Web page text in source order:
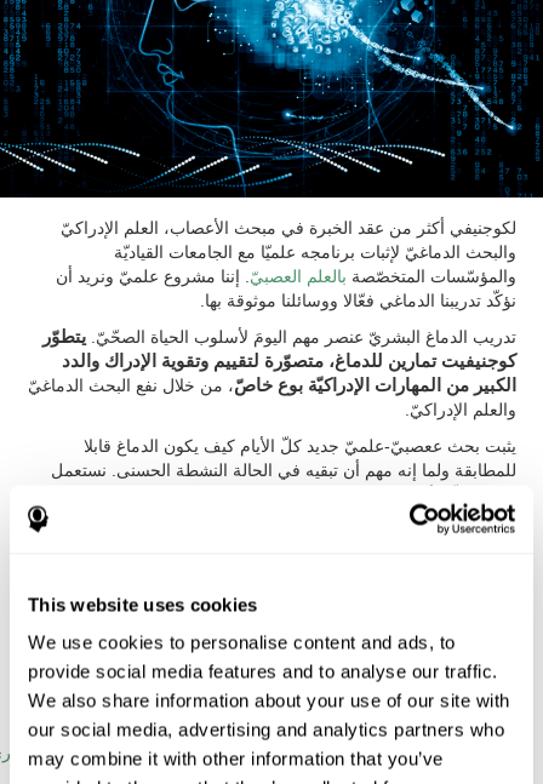
This website uses cookies
We use cookies to personalise content and ads, to
provide social media features and to analyse our traffic.
We also share information about your use of our site with
our social media, advertising and analytics partners who
may combine it with other information that you’ve
لكوجنيفي أكثر من عقد الخبرة في مبحث الأعصاب، العلم الإدراكيّ
والبحث الدماغيّ لإثبات برنامجه علميّا مع الجامعات القياديّة
والمؤسّسات المتخصّصة بالعلم العصبيّ . إننا مشروع علميّ ونريد أن
نؤكّد تدريبنا الدماغي فعّالا ووسائلنا موثوقة بها.
تدريب الدماغ البشريّ عنصر مهم اليومَ لأسلوب الحياة الصحّيّ.يتطوّر
كوجنيفيت تمارين للدماغ، متصوّرة لتقييم وتقوية الإدراك والدد
الكبير من المهارات الإدراكيّة بوع خاصّ، من خلال نفع البحث الدماغيّ
والعلم الإدراكيّ.
يثبت بحث ععصبيّ-علميّ جديد كلّ الأيام كيف يكون الدماغ قابلا
للمطابقة ولما إنه مهم أن تبقيه في الحالة النشطة الحسنى. نستعمل
اللدونة الدماغيّة
الدراسات الأبحاث العلميّة
ستجد الدراسات العلميّة المختلفة الأبحاث في الدماغ ومهمّة تدريبه
الإدراكيّ التالية.
الإدراك والشيخوخة: التعلّم الشفهيّ، الذاكرة وحلّ المشاكل.